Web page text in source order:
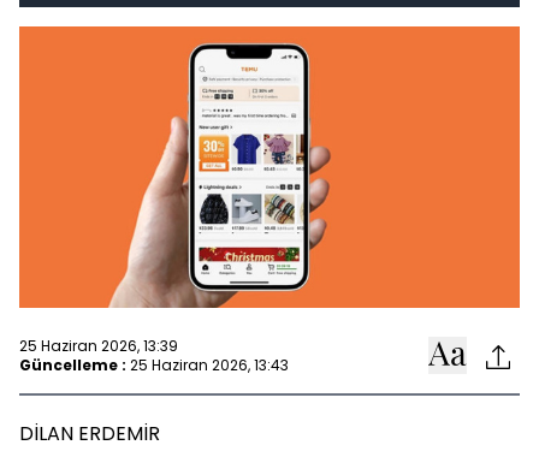
25 Haziran 2026, 13:39
Güncelleme : 25 Haziran 2026, 13:43
DİLAN ERDEMİR